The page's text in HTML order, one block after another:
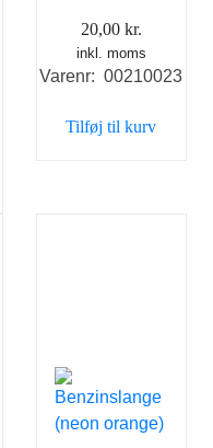
20,00 kr.
inkl. moms
Varenr: 00210023
Tilføj til kurv